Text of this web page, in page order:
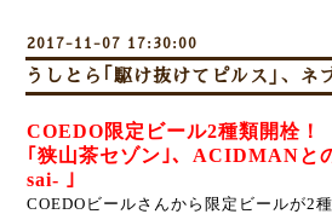
2017-11-07 17:30:00
うしとら｢駆け抜けてピルス｣、ネ
COEDO限定ビール2種類開栓！
｢狭山茶セゾン｣、ACIDMANと
sai- ｣
COEDOビールさんから限定ビールが2